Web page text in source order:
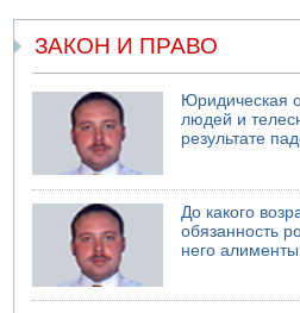
05.08.2026 18:28
МАДА призывает израильтян
05.08.2026 17:00
Бывший посол Израиля в ООН
четверг о создании новой
ЗАКОН И ПРАВО
Юридическая
людей и
результате
До какого
обязанность
него